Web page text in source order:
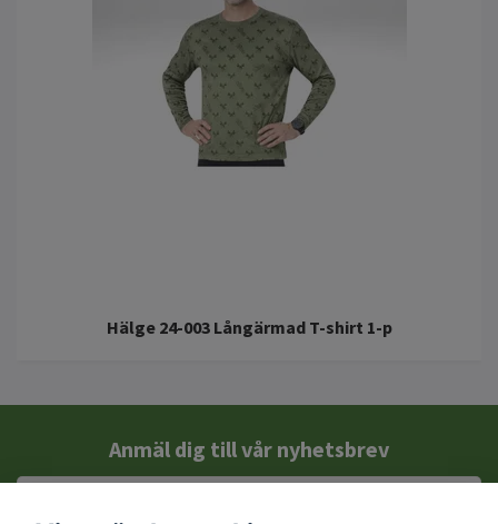
Hälge 24-003 Långärmad T-shirt 1-p
Anmäl dig till vår nyhetsbrev